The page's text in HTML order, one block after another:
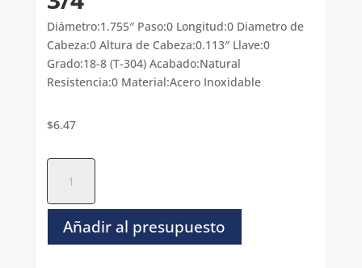
Diámetro:1.755″ Paso:0 Longitud:0 Diametro de
Cabeza:0 Altura de Cabeza:0.113″ Llave:0
Grado:18-8 (T-304) Acabado:Natural
Resistencia:0 Material:Acero Inoxidable
$6.47
Plana
Inoxidable
304
Añadir al presupuesto